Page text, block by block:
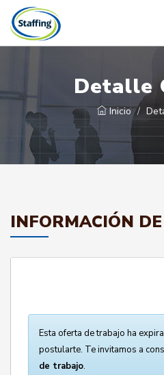
Detalle
Inicio
INFORMACIÓN
Esta oferta de trabajo ha
postularte. Te invitamos a
de trabajo.